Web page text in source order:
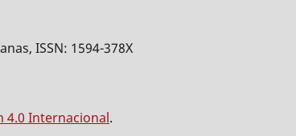
ISSN: 1594-378X
4.0 Internacional.